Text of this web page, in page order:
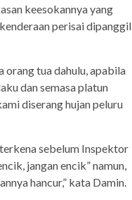
keesokannya yang
perisai dipanggil
orang tua dahulu, apabila
dan semasa platun
diserang hujan peluru
sebelum Inspektor
jangan encik” namun,
hancur,” kata Damin.